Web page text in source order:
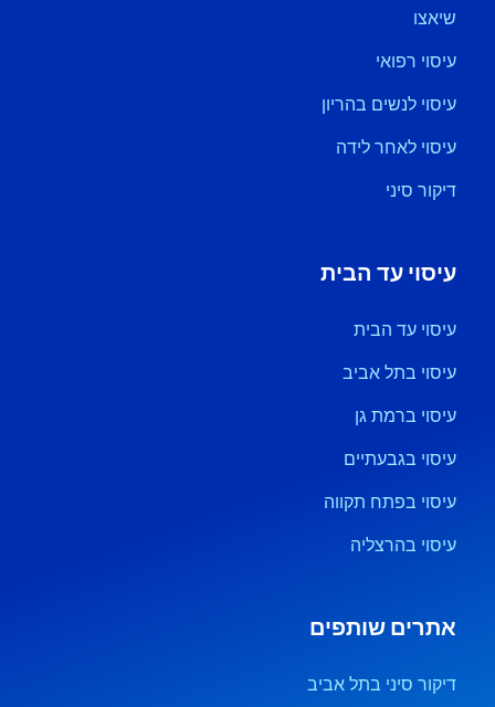
שיאצו
עיסוי רפואי
עיסוי לנשים בהריון
עיסוי לאחר לידה
דיקור סיני
עיסוי עד הבית
עיסוי עד הבית
עיסוי בתל אביב
עיסוי ברמת גן
עיסוי בגבעתיים
עיסוי בפתח תקווה
עיסוי בהרצליה
אתרים שותפים
דיקור סיני בתל אביב